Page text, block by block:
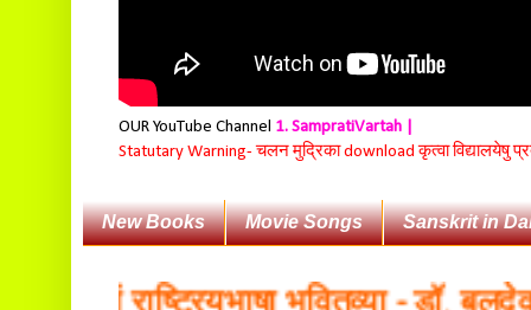
OUR YouTube Channel 1. SampratiVartah |
Statutary Warning- चलन मुद्रिका download कृत्वा विद्यालयेषु
New Books Movie Songs Sanskrit in